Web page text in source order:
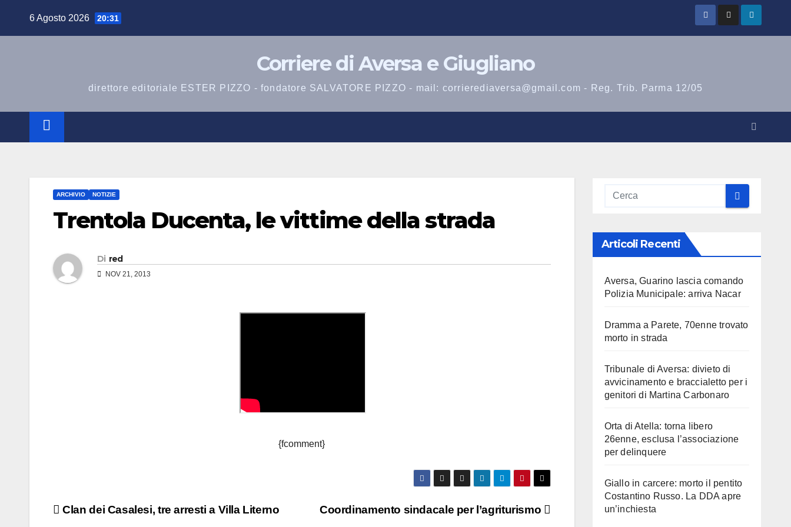
6 Agosto 2026 20:31
Corriere di Aversa e Giugliano
direttore editoriale ESTER PIZZO - fondatore SALVATORE PIZZO - mail: corrierediaversa@gmail.com - Reg. Trib. Parma 12/05
ARCHIVIO NOTIZIE
Trentola Ducenta, le vittime della strada
Di red
NOV 21, 2013
{fcomment}
Navigazione
Coordinamento sindacale per l’agriturismo
Clan dei Casalesi, tre arresti a Villa Literno
Articoli Recenti
Aversa, Guarino lascia comando
Polizia Municipale: arriva Nacar
Dramma a Parete, 70enne trovato
morto in strada
Tribunale di Aversa: divieto di
avvicinamento e braccialetto per i
genitori di Martina Carbonaro
Orta di Atella: torna libero
26enne, esclusa l’associazione
per delinquere
Giallo in carcere: morto il pentito
Costantino Russo. La DDA apre
un’inchiesta